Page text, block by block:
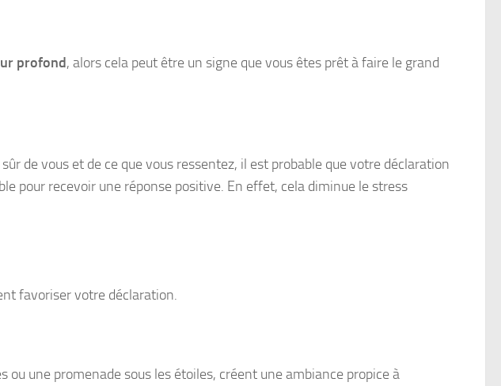
profond, alors cela peut être un signe que vous êtes prêt à faire le grand
de vous et de ce que vous ressentez, il est probable que votre déclaration
pour recevoir une réponse positive. En effet, cela diminue le stress
favoriser votre déclaration.
une promenade sous les étoiles, créent une ambiance propice à